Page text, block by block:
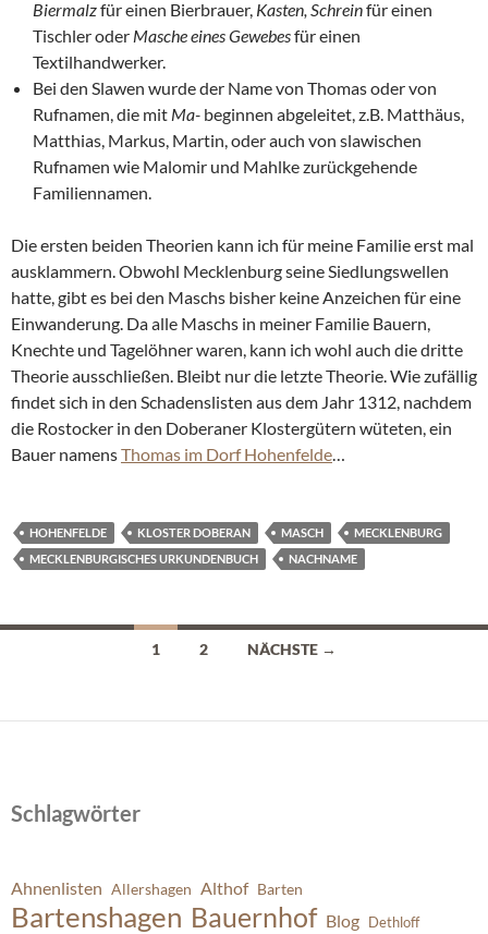
Biermalzfür einen Bierbrauer, Kasten, Schreinfür einen
Tischler oder Masche eines Gewebesfür einen
Textilhandwerker.
Bei den Slawen wurde der Name von Thomas oder von
Rufnamen, die mit Ma- beginnen abgeleitet, z.B. Matthäus,
Matthias, Markus, Martin, oder auch von slawischen
Rufnamen wie Malomir und Mahlke zurückgehende
Familiennamen.
Die ersten beiden Theorien kann ich für meine Familie erst mal
ausklammern. Obwohl Mecklenburg seine Siedlungswellen
hatte, gibt es bei den Maschs bisher keine Anzeichen für eine
Einwanderung. Da alle Maschs in meiner Familie Bauern,
Knechte und Tagelöhner waren, kann ich wohl auch die dritte
Theorie ausschließen. Bleibt nur die letzte Theorie. Wie zufällig
findet sich in den Schadenslisten aus dem Jahr 1312, nachdem
die Rostocker in den Doberaner Klostergütern wüteten, ein
Bauer namensThomas im Dorf Hohenfelde…
HOHENFELDE KLOSTER DOBERAN MASCH
MECKLENBURG
MECKLENBURGISCHES URKUNDENBUCH
NACHNAME
Beitragsnavigation
1 2 NÄCHSTE →
Schlagwörter
Ahnenlisten Allershagen Althof Barten
Bartenshagen Bauernhof Blog Dethloff